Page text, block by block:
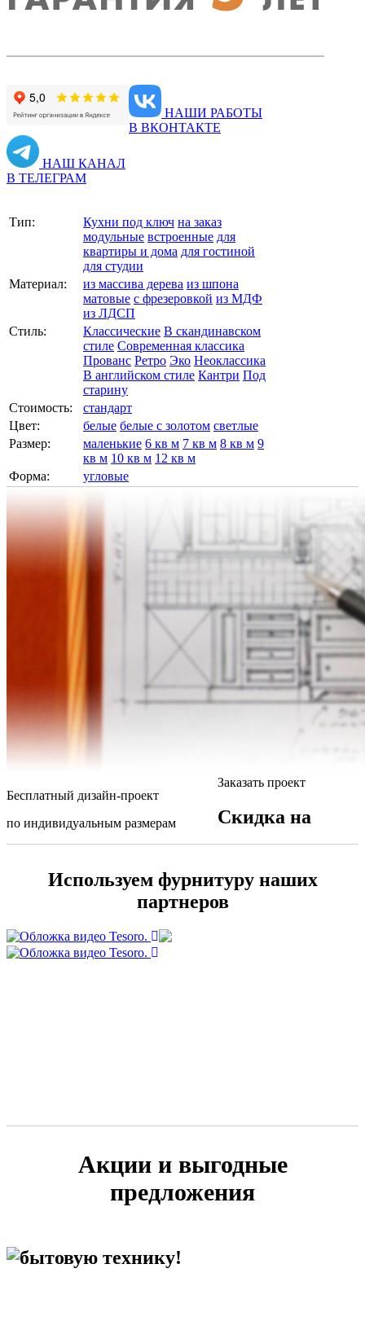
НАШИ РАБОТЫ
В ВКОНТАКТЕ
НАШ КАНАЛ
В ТЕЛЕГРАМ
Тип: Кухни под ключ на заказ
модульные встроенные для
квартиры и дома для гостиной
для студии
Материал:
из массива дерева из шпона
матовые с фрезеровкой из МДФ
из ЛДСП
Стиль:
Классические В скандинавском
стиле Современная классика
Прованс Ретро Эко Неоклассика
В английском стиле Кантри Под
старину
Стоимость:
стандарт
Цвет:
белые белые с золотом светлые
Размер:
маленькие 6 кв м 7 кв м 8 кв м 9
кв м 10 кв м 12 кв м
Форма:
угловые
Бесплатный дизайн-проект
по индивидуальным размерам
Заказать проект
Используем фурнитуру наших
партнеров
Акции и выгодные
предложения
Скидка на
бытовую технику!